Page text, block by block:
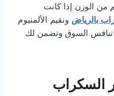
من الوزن إذا كانت
بالرياض ونقيم الألمنيوم
تنافس السوق وتضمن لك
السكراب